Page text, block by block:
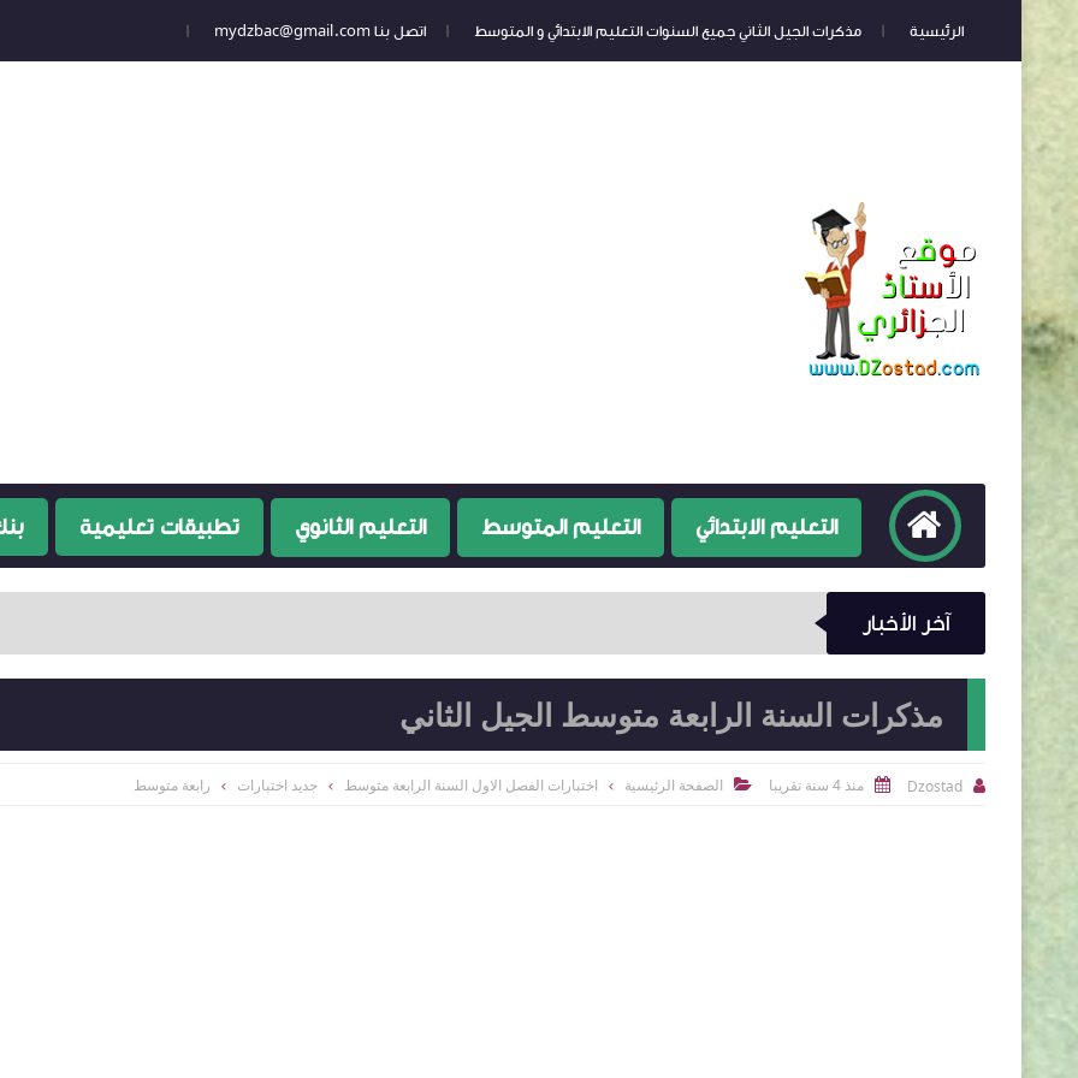
الرئيسية مذكرات الجيل الثاني جميع السنوات التعليم الابتدائي و المتوسط
اتصل بنا mydzbac@gmail.com
صفحة الخصوصية
التعليم الابتدائي التعليم المتوسط التعليم الثانوي تطبيقات تعليمية
آخر الأخبار
مذكرات السنة الرابعة متوسط الجيل الثاني

Dzostad
 منذ 4 سنة تقريبا  الصفحة الرئيسية اختبارات الفصل الاول السنة الرابعة متوسط جديد اختبارات رابعة متوسط